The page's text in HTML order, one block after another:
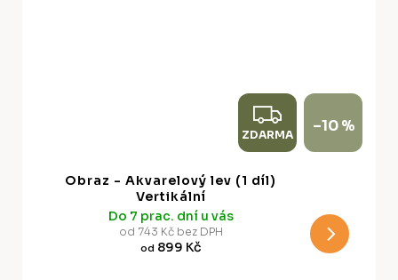
Z
D
ZDARMA –10 %
Obraz - Akvarelový lev (1 díl)
Vertikální
Do 7 prac. dní u vás
od 743 Kč bez DPH
od 899 Kč